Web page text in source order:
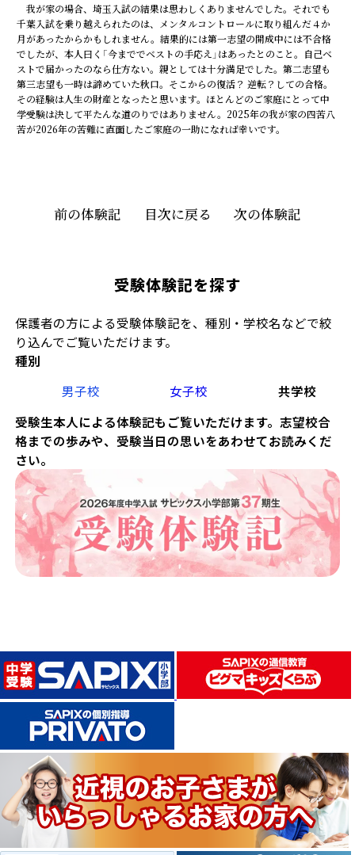
受験体験記を探す
保護者の方による受験体験記を、種別・学校名などで絞
り込んでご覧いただけます。
種別
男子校
女子校
共学校
受験生本人による体験記もご覧いただけます。志望校合
格までの歩みや、受験当日の思いをあわせてお読みくだ
さい。
我が家の場合、埼玉入試の結果は思わしくありませんでした。それでも
千葉入試を乗り越えられたのは、メンタルコントロールに取り組んだ４か
月があったからかもしれません。結果的には第一志望の開成中には不合格
でしたが、本人曰く「今まででベストの手応え」はあったとのこと。自己ベ
ストで届かったのなら仕方ない。親としては十分満足でした。第二志望も
第三志望も一時は諦めていた秋口。そこからの復活？ 逆転？しての合格。
その経験は人生の財産となったと思います。ほとんどのご家庭にとって中
学受験は決して平たんな道のりではありません。2025年の我が家の四苦八
苦が2026年の苦難に直面したご家庭の一助になれば幸いです。
前の体験記 目次に戻る 次の体験記